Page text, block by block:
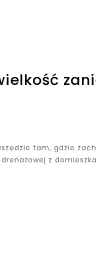
tam, gdzie
z